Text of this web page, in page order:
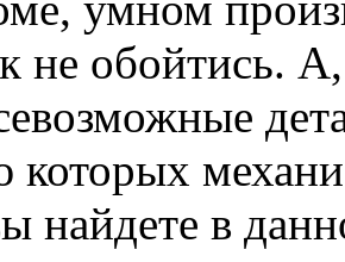
не обойтись.
найдете в